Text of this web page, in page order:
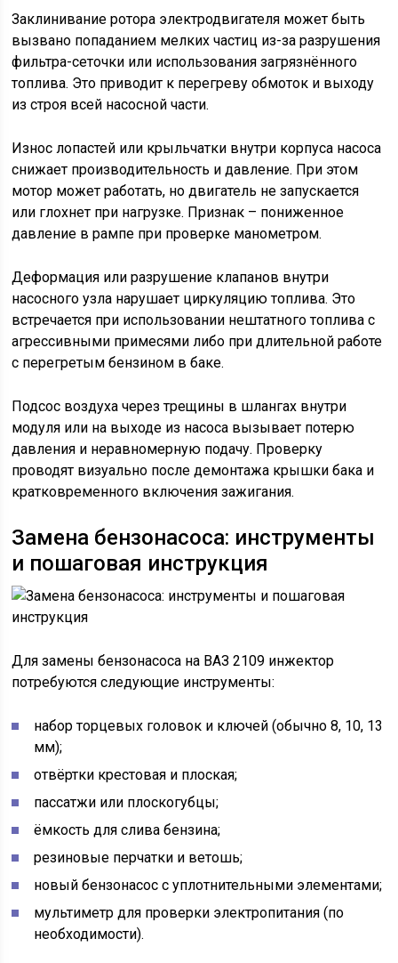
Заклинивание ротора электродвигателя может быть
вызвано попаданием мелких частиц из-за разрушения
фильтра-сеточки или использования загрязнённого
топлива. Это приводит к перегреву обмоток и выходу
из строя всей насосной части.
Износ лопастей или крыльчатки внутри корпуса насоса
снижает производительность и давление. При этом
мотор может работать, но двигатель не запускается
или глохнет при нагрузке. Признак – пониженное
давление в рампе при проверке манометром.
Деформация или разрушение клапанов внутри
насосного узла нарушает циркуляцию топлива. Это
встречается при использовании нештатного топлива с
агрессивными примесями либо при длительной работе
с перегретым бензином в баке.
Подсос воздуха через трещины в шлангах внутри
модуля или на выходе из насоса вызывает потерю
давления и неравномерную подачу. Проверку
проводят визуально после демонтажа крышки бака и
кратковременного включения зажигания.
Замена бензонасоса: инструменты
и пошаговая инструкция
Для замены бензонасоса на ВАЗ 2109 инжектор
потребуются следующие инструменты:
набор торцевых головок и ключей (обычно 8, 10, 13
мм);
отвёртки крестовая и плоская;
пассатжи или плоскогубцы;
ёмкость для слива бензина;
резиновые перчатки и ветошь;
новый бензонасос с уплотнительными элементами;
мультиметр для проверки электропитания (по
необходимости).